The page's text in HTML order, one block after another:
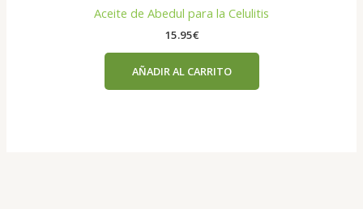
Aceite de Abedul para la Celulitis
15.95€
AÑADIR AL CARRITO